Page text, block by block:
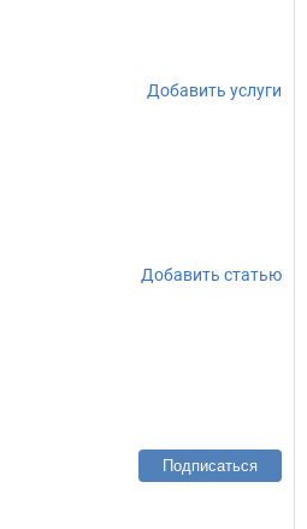
Добавить услуги
Добавить статью
Подписаться